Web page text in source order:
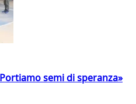
semi di speranza»